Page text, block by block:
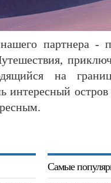
партнера -
на
интересный
Самые